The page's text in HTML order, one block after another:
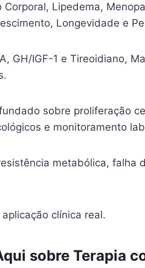
Lipedema,
Longevidade e
GH/IGF-1 e Tireoidiano,
sobre proliferação
e monitoramento
metabólica, falha
clínica real.
sobre Terapia